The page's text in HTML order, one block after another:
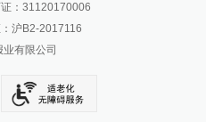
放平台
：31120170006
沪B2-2017116
有限公司